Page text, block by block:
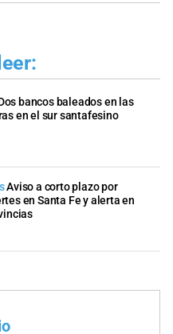
bancos baleados en las
en el sur santafesino
Aviso a corto plazo por
en Santa Fe y alerta en